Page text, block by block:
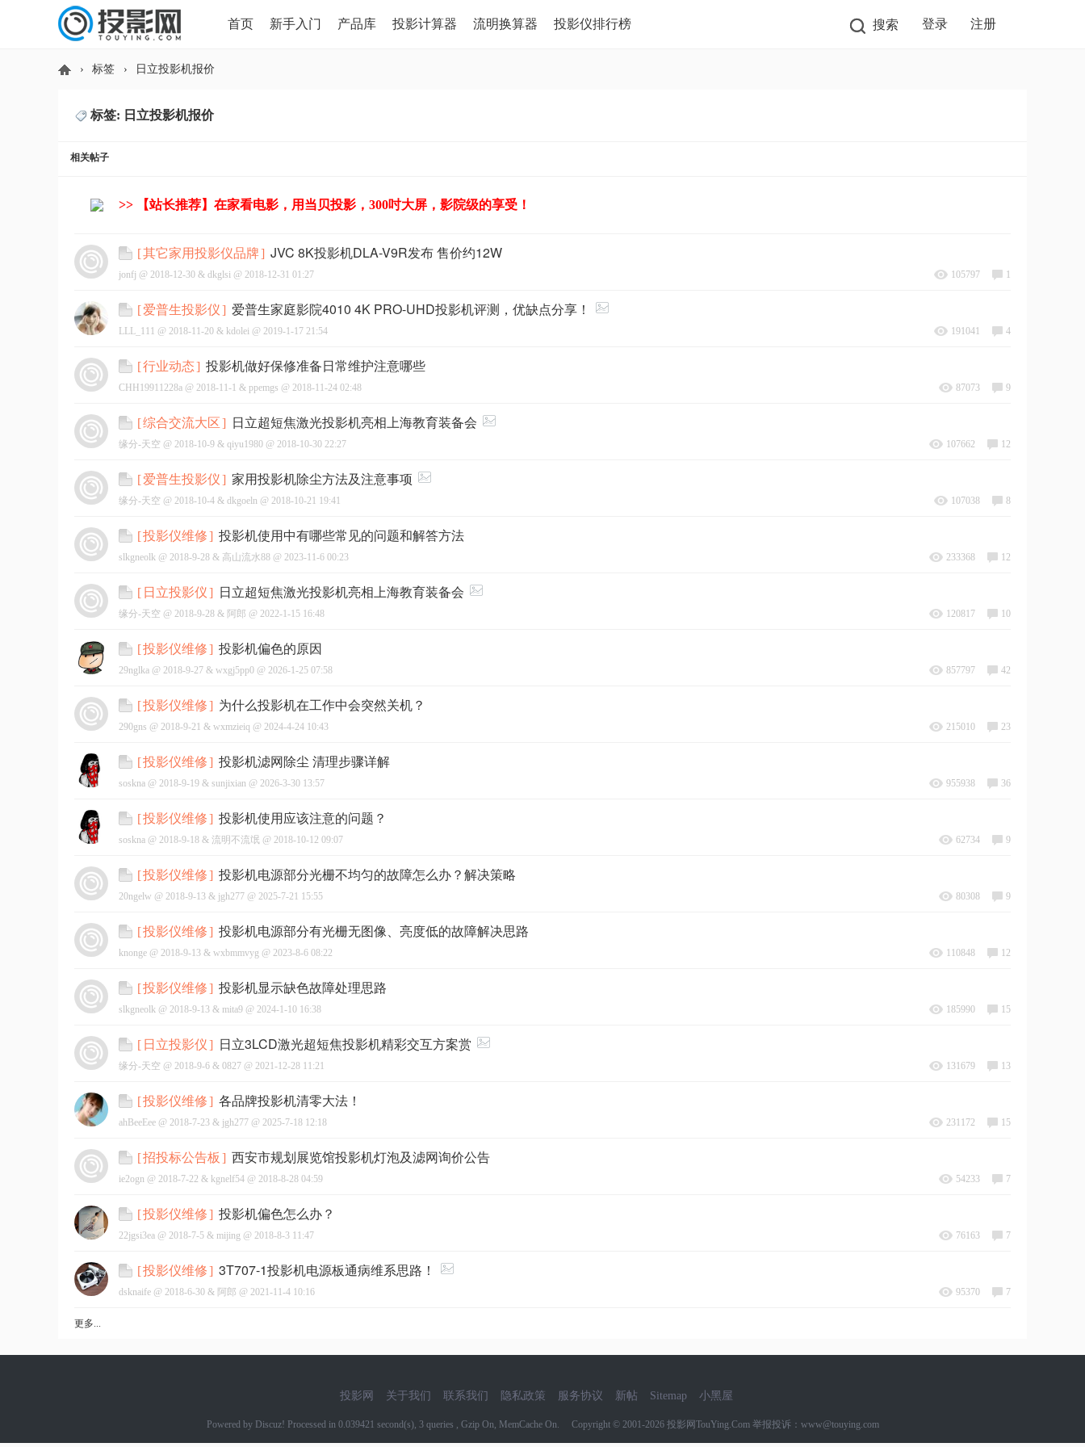
首页 新手入门 产品库 投影计算器 流明换算器 投影仪排行榜
HDMI版本对比 导读
搜索 登录 注册
› 标签 › 日立投影机报价
标签: 日立投影机报价
相关帖子
>> 【站长推荐】在家看电影，用当贝投影，300吋大屏，影院级的享受！
[其它家用投影仪品牌] JVC 8K投影机DLA-V9R发布 售价约12W
jonfj @ 2018-12-30 & dkglsi @ 2018-12-31 01:27 105797 1
[爱普生投影仪] 爱普生家庭影院4010 4K PRO-UHD投影机评测，优缺点分享！
LLL_111 @ 2018-11-20 & kdolei @ 2019-1-17 21:54 191041 4
[行业动态] 投影机做好保修准备日常维护注意哪些
CHH19911228a @ 2018-11-1 & ppemgs @ 2018-11-24 02:48 87073 9
[综合交流大区] 日立超短焦激光投影机亮相上海教育装备会
缘分-天空 @ 2018-10-9 & qiyu1980 @ 2018-10-30 22:27 107662 12
[爱普生投影仪] 家用投影机除尘方法及注意事项
缘分-天空 @ 2018-10-4 & dkgoeln @ 2018-10-21 19:41 107038 8
[投影仪维修] 投影机使用中有哪些常见的问题和解答方法
slkgneolk @ 2018-9-28 & 高山流水88 @ 2023-11-6 00:23 233368 12
[ 日立投影仪] 日立超短焦激光投影机亮相上海教育装备会
缘分-天空 @ 2018-9-28 & 阿郎 @ 2022-1-15 16:48 120817 10
[投影仪维修] 投影机偏色的原因
29nglka @ 2018-9-27 & wxgj5pp0 @ 2026-1-25 07:58 857797 42
[投影仪维修] 为什么投影机在工作中会突然关机？
290gns @ 2018-9-21 & wxmzieiq @ 2024-4-24 10:43 215010 23
[投影仪维修] 投影机滤网除尘 清理步骤详解
soskna @ 2018-9-19 & sunjixian @ 2026-3-30 13:57 955938 36
[投影仪维修] 投影机使用应该注意的问题？
soskna @ 2018-9-18 & 流明不流氓 @ 2018-10-12 09:07 62734 9
[投影仪维修] 投影机电源部分光栅不均匀的故障怎么办？解决策略
20ngelw @ 2018-9-13 & jgh277 @ 2025-7-21 15:55 80308 9
[投影仪维修] 投影机电源部分有光栅无图像、亮度低的故障解决思路
knonge @ 2018-9-13 & wxbmmvyg @ 2023-8-6 08:22 110848 12
[投影仪维修] 投影机显示缺色故障处理思路
slkgneolk @ 2018-9-13 & mita9 @ 2024-1-10 16:38 185990 15
[ 日立投影仪] 日立3LCD激光超短焦投影机精彩交互方案赏
缘分-天空 @ 2018-9-6 & 0827 @ 2021-12-28 11:21 131679 13
[投影仪维修] 各品牌投影机清零大法！
ahBeeEee @ 2018-7-23 & jgh277 @ 2025-7-18 12:18 231172 15
[招投标公告板 ] 西安市规划展览馆投影机灯泡及滤网询价公告
ie2ogn @ 2018-7-22 & kgnelf54 @ 2018-8-28 04:59 54233 7
[投影仪维修] 投影机偏色怎么办？
22jgsi3ea @ 2018-7-5 & mijing @ 2018-8-3 11:47 76163 7
[投影仪维修] 3T707-1投影机电源板通病维系思路！
dsknaife @ 2018-6-30 & 阿郎 @ 2021-11-4 10:16 95370 7
更多...
投影网 关于我们 联系我们 隐私政策 服务协议 新帖 Sitemap 小黑屋
Powered by Discuz! Processed in 0.039421 second(s), 3 queries , Gzip On, MemCache On. Copyright © 2001-2026 投影网TouYing.Com举报投诉：www@touying.com